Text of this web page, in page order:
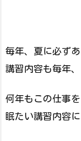
毎年、夏に必ず
講習内容も毎年、
何年もこの仕事
眠たい講習内容